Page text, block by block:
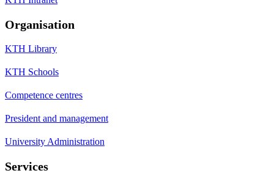
Organisation
KTH Library
KTH Schools
Competence centres
President and management
University Administration
Services